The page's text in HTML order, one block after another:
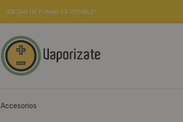
¡DEJAR DE FUMAR ES POSIBLE!
Accesorios